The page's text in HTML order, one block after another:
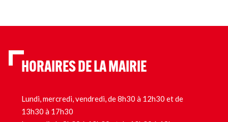
HORAIRES DE LA MAIRIE
Lundi, mercredi, vendredi, de 8h30 à 12h30 et de
13h30 à 17h30